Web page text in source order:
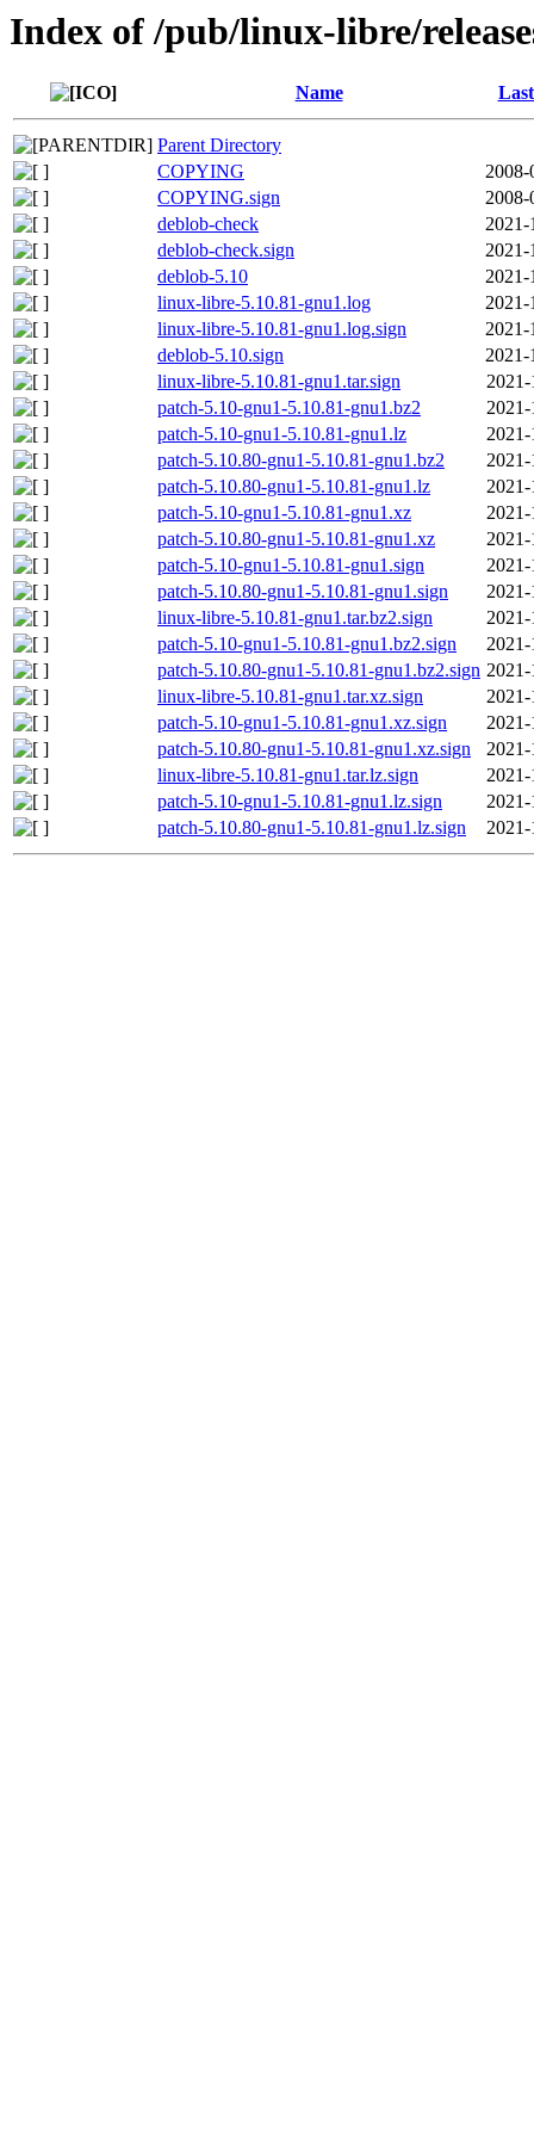
Index of /pub/linux-libre/
Name
Parent Directory
COPYING
2008-
COPYING.sign
2008-
deblob-check
2021-
deblob-check.sign
2021-
deblob-5.10
2021-
linux-libre-5.10.81-gnu1.log
2021-
linux-libre-5.10.81-gnu1.log.sign
2021-
deblob-5.10.sign
2021-
linux-libre-5.10.81-gnu1.tar.sign
2021-
patch-5.10-gnu1-5.10.81-gnu1.bz2
2021-
patch-5.10-gnu1-5.10.81-gnu1.lz
2021-
patch-5.10.80-gnu1-5.10.81-gnu1.bz2
2021-
patch-5.10.80-gnu1-5.10.81-gnu1.lz
2021-
patch-5.10-gnu1-5.10.81-gnu1.xz
2021-
patch-5.10.80-gnu1-5.10.81-gnu1.xz
2021-
patch-5.10-gnu1-5.10.81-gnu1.sign
2021-
patch-5.10.80-gnu1-5.10.81-gnu1.sign
2021-
linux-libre-5.10.81-gnu1.tar.bz2.sign
2021-
patch-5.10-gnu1-5.10.81-gnu1.bz2.sign
2021-
patch-5.10.80-gnu1-5.10.81-gnu1.bz2.sign 2021-
linux-libre-5.10.81-gnu1.tar.xz.sign
2021-
patch-5.10-gnu1-5.10.81-gnu1.xz.sign
2021-
patch-5.10.80-gnu1-5.10.81-gnu1.xz.sign
2021-
linux-libre-5.10.81-gnu1.tar.lz.sign
2021-
patch-5.10-gnu1-5.10.81-gnu1.lz.sign
2021-
patch-5.10.80-gnu1-5.10.81-gnu1.lz.sign
2021-